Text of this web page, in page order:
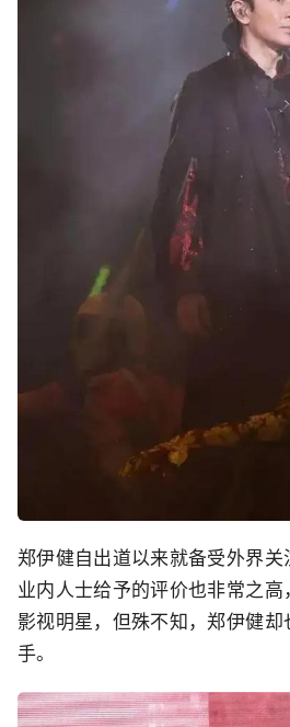
郑伊健自出道以来就备受外界关
业内人士给予的评价也非常之
影视明星，但殊不知，郑伊健
手。